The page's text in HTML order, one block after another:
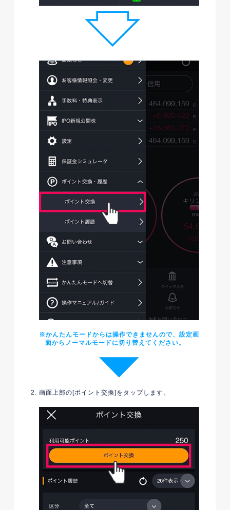
かんたんモードからは操作できませんので、設定画
面からノーマルモードに切り替えてください。
画面上部の[ポイント交換]をタップします。